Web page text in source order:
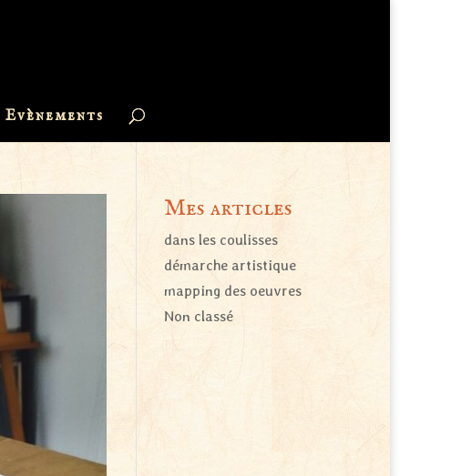
Evènements
Mes articles
dans les coulisses
démarche artistique
mapping des oeuvres
Non classé